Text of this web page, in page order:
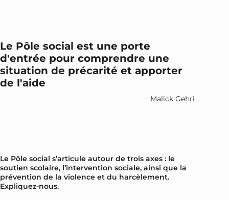
Le Pôle social est une porte
d'entrée pour comprendre une
situation de précarité et apporter
de l'aide
Malick Gehri
Le Pôle social s’articule autour de trois axes : le
soutien scolaire, l’intervention sociale, ainsi que la
prévention de la violence et du harcèlement.
Expliquez-nous.